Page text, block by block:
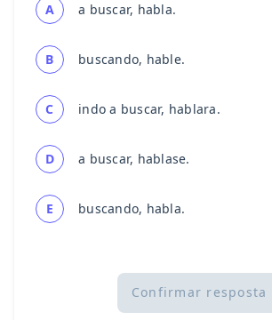
A a buscar, habla.
B buscando, hable.
C indo a buscar, hablara.
D a buscar, hablase.
E buscando, habla.
Confirmar resposta